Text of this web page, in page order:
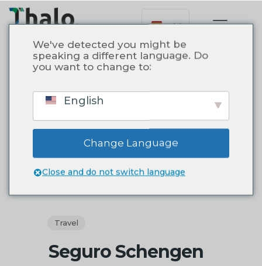
Todo Travel
0
Travel
Seguro Schengen
We've detected you might be
speaking a different language. Do
you want to change to:
English
Change Language
Close and do not switch language